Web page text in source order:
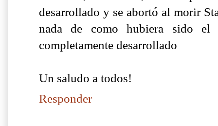
desarrollado y se abortó al morir
nada de como hubiera sido el
completamente desarrollado
Un saludo a todos!
Responder